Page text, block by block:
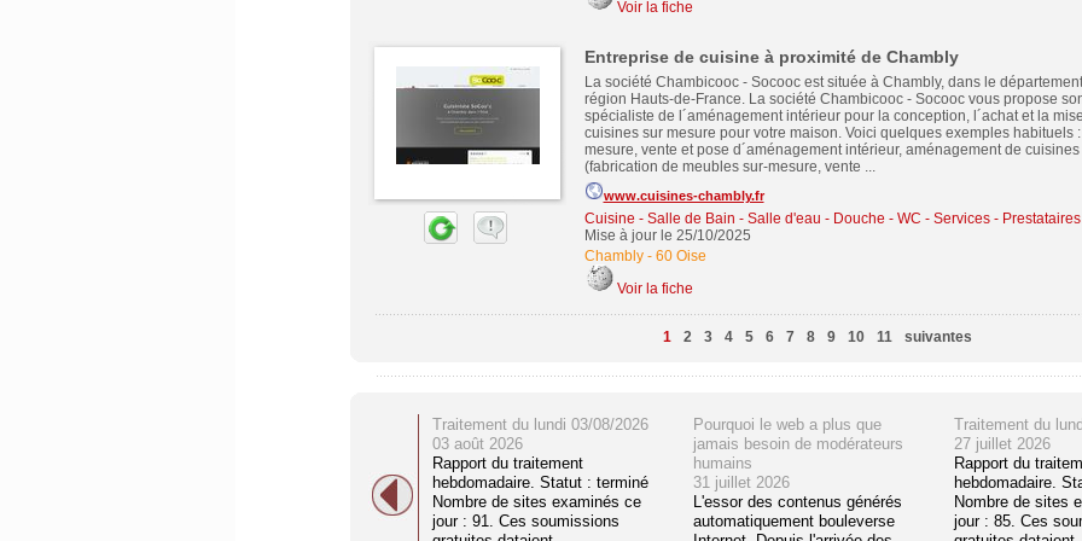
Voir la fiche
Entreprise de cuisine à proximité de Chambly
La société Chambicooc - Socooc est située à Chambly, dans le
région Hauts-de-France. La société Chambicooc - Socooc vous propose
spécialiste de l´aménagement intérieur pour la conception, l´achat et la
cuisines sur mesure pour votre maison. Voici quelques exemples habituels
mesure, vente et pose d´aménagement intérieur, aménagement de
(fabrication de meubles sur-mesure, vente ...
www.cuisines-chambly.fr
Cuisine - Salle de Bain - Salle d'eau - Douche - WC - Services -
Mise à jour le 25/10/2025
Chambly- 60 Oise
Voir la fiche
1 2 3 4 5 6 7 8 9 10 11 suivantes
Traitement du lundi 03/08/2026
03 août 2026
Rapport du traitement
hebdomadaire. Statut : terminé
Nombre de sites examinés ce
jour : 91. Ces soumissions
Pourquoi le web a plus que
jamais besoin de modérateurs
humains
31 juillet 2026
L'essor des contenus générés
automatiquement bouleverse
Traitement du
27 juillet 2026
Rapport du
hebdomadaire.
Nombre de sites
jour : 85. Ces